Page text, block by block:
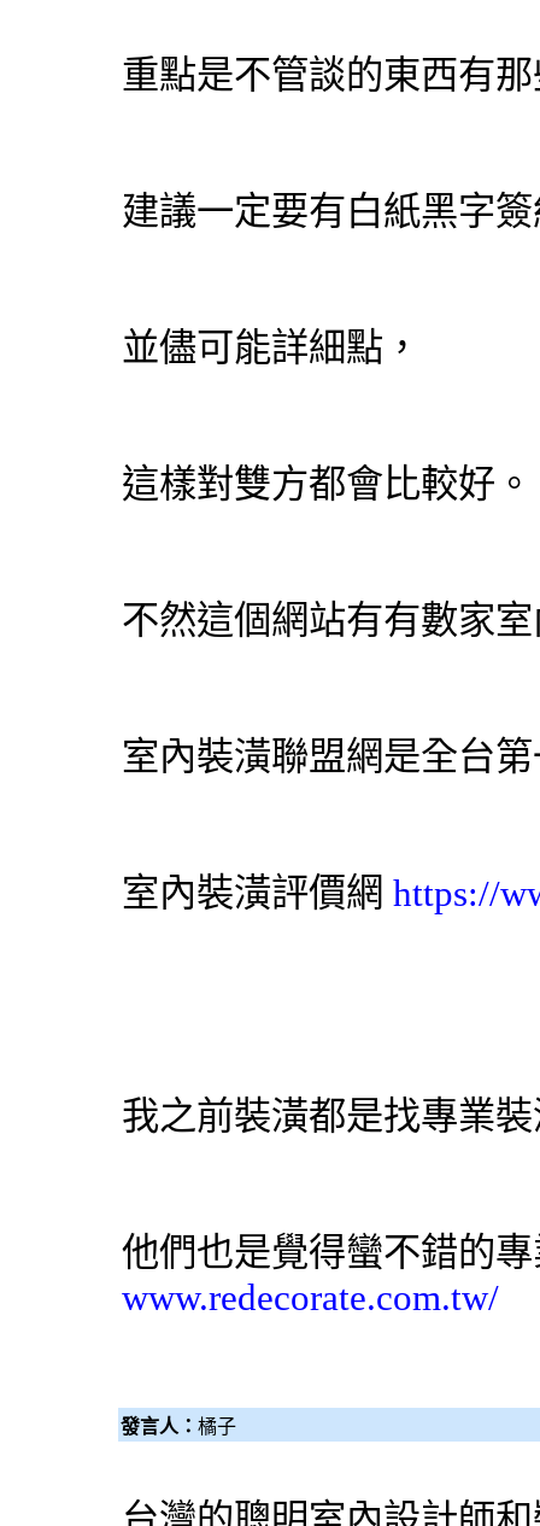
重點是不管談的東西有
建議一定要有白紙黑字
並儘可能詳細點，
這樣對雙方都會比較好。
不然這個網站有有數家
室內裝潢聯盟網是全台
室內裝潢評價網 https://
我之前裝潢都是找專業
他們也是覺得蠻不錯的
www.redecorate.com.tw/
發言人： 橘子